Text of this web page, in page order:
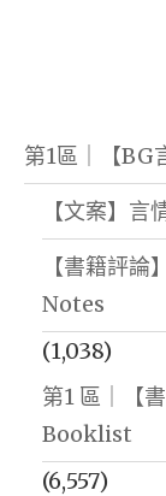
第1區｜【BG
【文案】言
【書籍評
Notes
(1,038)
第1 區｜【
Booklist
(6,557)